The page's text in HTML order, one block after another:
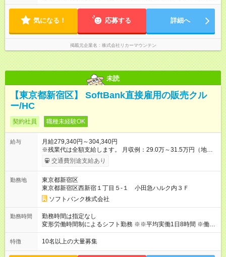
拘束9時間のシフト制です。 月平均残業時間は10時間以下。 全
24：00 遅番 17：00～26：00 ※深夜勤務が発生します。 ※マイ
セス欄」を要確認下さい。
気になる！ 応募する 詳細へ
掲載元企業名 株式会社リカーマウンテン
未読
【東京都新宿区】 SoftBank直接雇用の販売クル
ー/HC
契約社員 職種未経験OK
給与
月給279,340円～304,340円
※残業代は全額支給します。 月収例：29.0万～31.5万円（地域
手当：2.4万円を含む） ※月収例には残業代（10時間分）/職能手
当が含まれます。 ＞＞＞年収例 ◎年収340～380万円：販売クル
販売クルー （契約社員／入社1年目／東京勤務） ◎年収350～
800万円：販売クルー（販売職正社員） 【試用期間】試用期間
なし
交通費別途支給あり
勤務地
東京都新宿区
東京都新宿区西新宿１丁目５‐１ 小田急ハルク内３Ｆ
ソフトバンク株式会社
勤務時間
勤務時間は指定なし
変形労働時間制によるシフト勤務 ※※平均実働1日8時間 ※働き
方改革を推進中！1ヵ月の残業時間は平均10時間（1日1時間以
下）です。
特徴 10名以上の大量募集